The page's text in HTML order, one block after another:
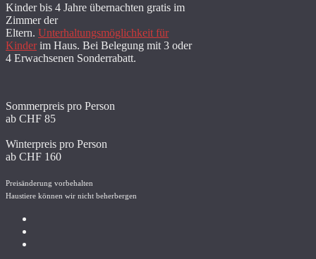
Kinder bis 4 Jahre übernachten gratis im
Zimmer der
Eltern. Unterhaltungsmöglichkeit für
Kinderim Haus. Bei Belegung mit 3 oder
4 Erwachsenen Sonderrabatt.
Sommerpreis pro Person
ab CHF 85
Winterpreis pro Person
ab CHF 160
Preisänderung vorbehalten
Haustiere können wir nicht beherbergen